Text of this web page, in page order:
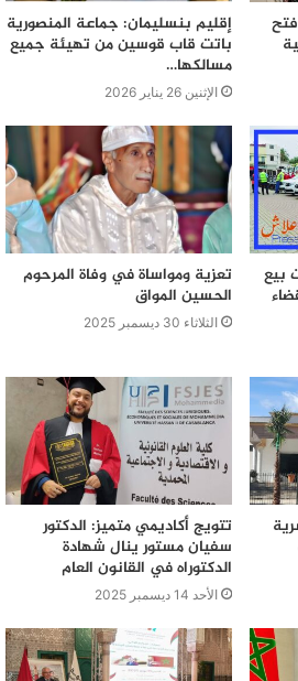
إقليم بنسليمان: جماعة المنصورية
باتت قاب قوسين من تهيئة جميع
مسالكها…
الإثنين 26 يناير 2026
بيع
تعزية ومواساة في وفاة المرحوم
الحسين المواق
الثلاثاء 30 ديسمبر 2025
تتويج أكاديمي متميز: الدكتور
سفيان مستور ينال شهادة
الدكتوراه في القانون العام
الأحد 14 ديسمبر 2025